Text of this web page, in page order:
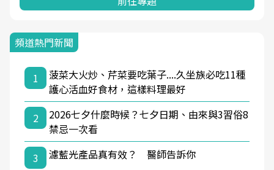
頻道熱門新聞
1
菠菜大火炒、芹菜要吃葉子....久坐族必吃11種
護心活血好食材，這樣料理最好
2
2026七夕什麼時候？七夕日期、由來與3習俗8
禁忌一次看
3
濾藍光產品真有效？ 醫師告訴你